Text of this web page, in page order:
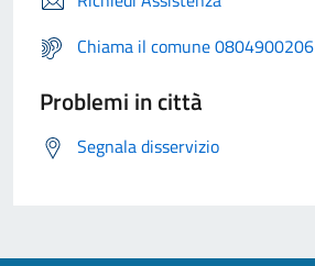
Chiama il comune 0804900206
Problemi in città
Segnala disservizio